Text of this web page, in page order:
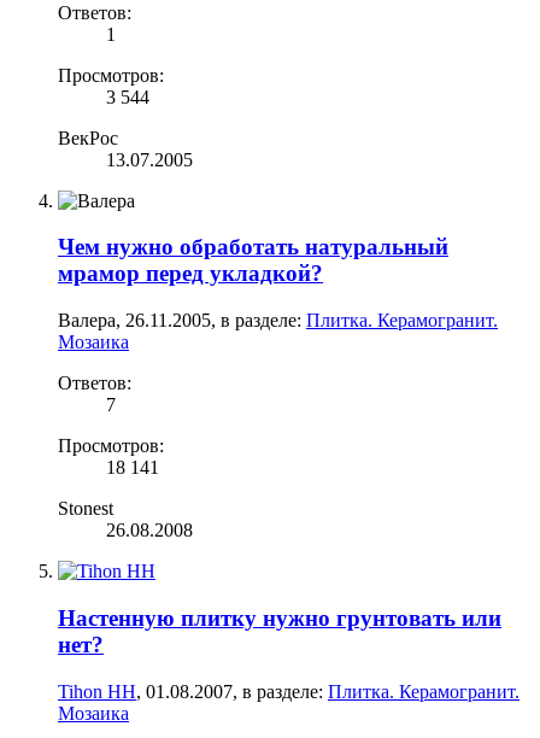
Ответов:
1
Просмотров:
3 544
ВекРос
13.07.2005
Чем нужно обработать натуральный
мрамор перед укладкой?
Валера, 26.11.2005, в разделе: Плитка. Керамогранит.
Мозаика
Ответов:
7
Просмотров:
18 141
Stonest
26.08.2008
Настенную плитку нужно грунтовать или
нет?
Tihon НН, 01.08.2007, в разделе: Плитка. Керамогранит.
Мозаика